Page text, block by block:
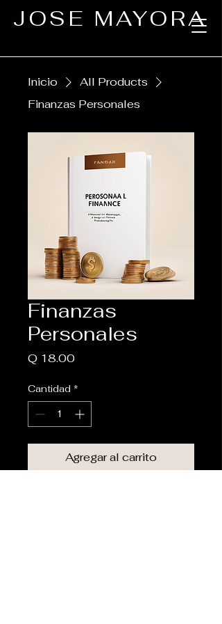
JOSE MAYORA
Inicio
All Products
Finanzas Personales
Finanzas
Personales
Q 18.00Precio
Cantidad *
Agregar al carrito